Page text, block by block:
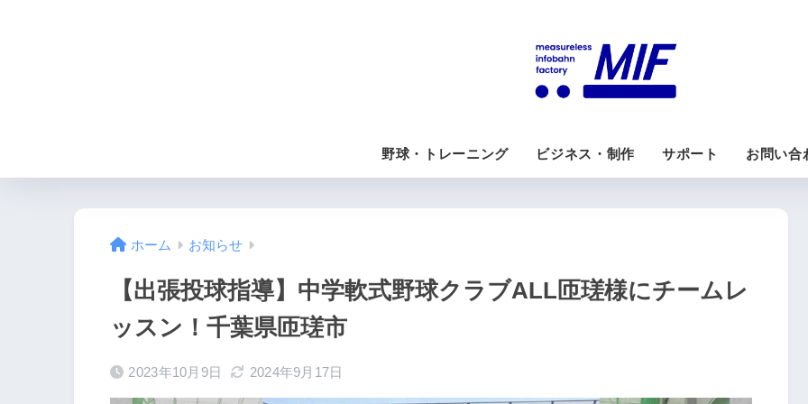
野球・トレーニング ビジネス・制作 サポート お問い合
ホーム お知らせ
【出張投球指導】中学軟式野球クラブALL匝瑳様にチームレ
ッスン！千葉県匝瑳市
2023年10月9日 2024年9月17日